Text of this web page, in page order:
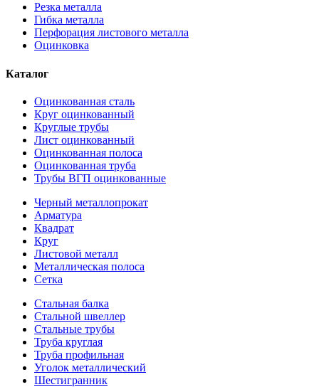
Резка металла
Гибка металла
Перфорация листового металла
Оцинковка
Каталог
Оцинкованная сталь
Круг оцинкованный
Круглые трубы
Лист оцинкованный
Оцинкованная полоса
Оцинкованная труба
Трубы ВГП оцинкованные
Черный металлопрокат
Арматура
Квадрат
Круг
Листовой металл
Металлическая полоса
Сетка
Стальная балка
Стальной швеллер
Стальные трубы
Труба круглая
Труба профильная
Уголок металлический
Шестигранник